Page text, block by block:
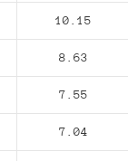
10.15
8.63
7.55
7.04